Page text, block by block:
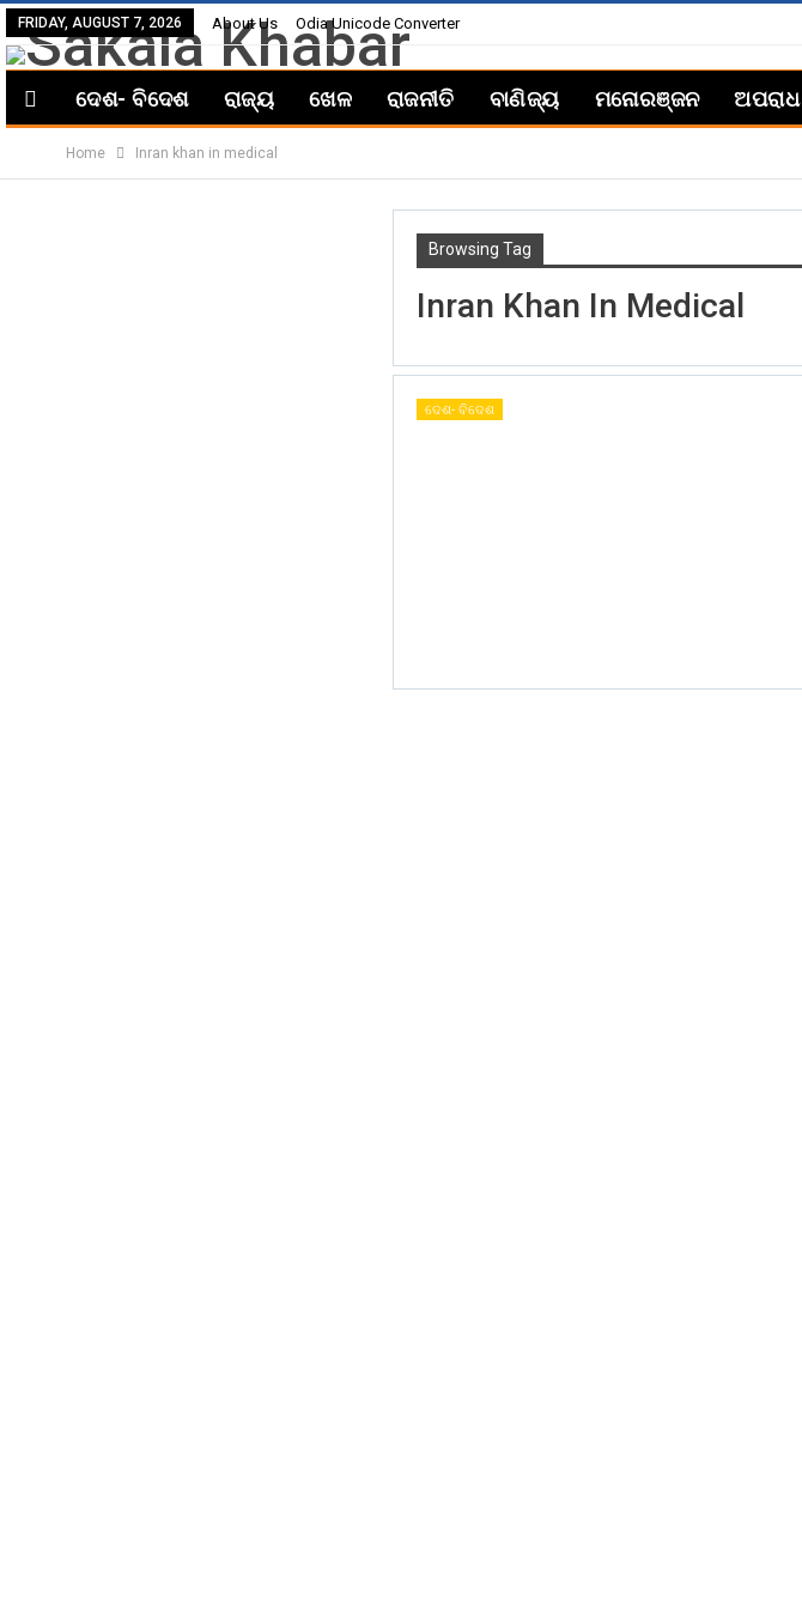
FRIDAY, AUGUST 7, 2026 About Us Odia Unicode Converter
ଦେଶ- ବିଦେଶ ରାଜ୍ୟ ଖେଳ ରାଜନୀତି ବାଣିଜ୍ୟ ମନୋରଞ୍ଜନ ଅପରାଧ
Home Inran khan in medical
Browsing Tag
Inran Khan In Medical
ଦେଶ- ବିଦେଶ